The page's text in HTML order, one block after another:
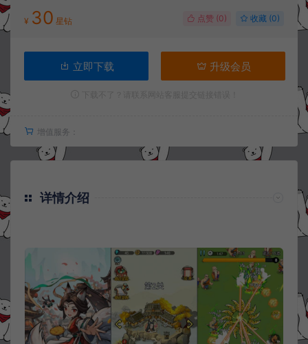
¥ 30 星钻 点赞 (0) 收藏 (0)
立即下载 升级会员
增值服务：
详情介绍